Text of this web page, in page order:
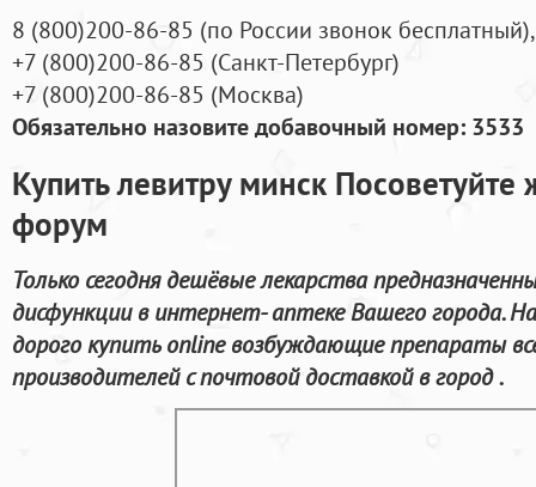
8 (800)200-86-85 (по России звонок бесплатный),
+7 (800)200-86-85 (Санкт-Петербург)
+7 (800)200-86-85 (Москва)
Обязательно назовите добавочный номер: 3533
Купить левитру минск Посоветуйте
форум
Только сегодня дешёвые лекарства
дисфункции в интернет- аптеке Вашего города.
дорого купить online возбуждающие препараты
производителей с почтовой доставкой в город .